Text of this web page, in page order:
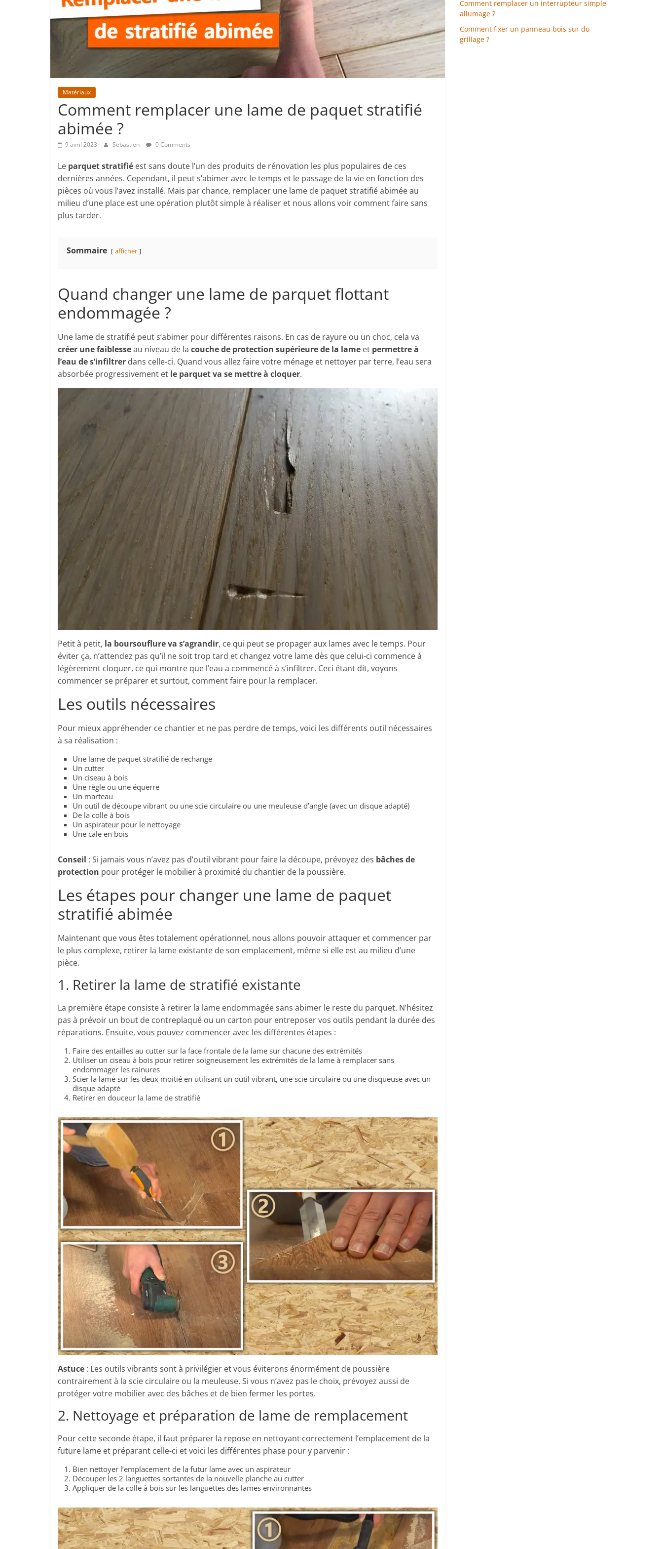
particuliers
Matériaux
Comment remplacer une lame de paquet stratifié
abimée ?
9 avril 2023 Sebastien 0 Comments
Le parquet stratifié est sans doute l’un des produits de rénovation les plus populaires de ces
dernières années. Cependant, il peut s’abimer avec le temps et le passage de la vie en fonction des
pièces où vous l’avez installé. Mais par chance, remplacer une lame de paquet stratifié abimée au
milieu d’une place est une opération plutôt simple à réaliser et nous allons voir comment faire sans
plus tarder.
Sommaire afficher
Quand changer une lame de parquet flottant
endommagée ?
Une lame de stratifié peut s’abimer pour différentes raisons. En cas de rayure ou un choc, cela va
créer une faiblesseau niveau de la couche de protection supérieure de la lame et permettre à
l’eau de s’infiltrer dans celle-ci. Quand vous allez faire votre ménage et nettoyer par terre, l’eau sera
absorbée progressivement et le parquet va se mettre à cloquer.
Petit à petit, la boursouflure va s’agrandir, ce qui peut se propager aux lames avec le temps. Pour
éviter ça, n’attendez pas qu’il ne soit trop tard et changez votre lame dès que celui-ci commence à
légèrement cloquer, ce qui montre que l’eau a commencé à s’infiltrer. Ceci étant dit, voyons
commencer se préparer et surtout, comment faire pour la remplacer.
Les outils nécessaires
Pour mieux appréhender ce chantier et ne pas perdre de temps, voici les différents outil nécessaires
à sa réalisation :
Une lame de paquet stratifié de rechange
Un cutter
Un ciseau à bois
Une règle ou une équerre
Un marteau
Un outil de découpe vibrant ou une scie circulaire ou une meuleuse d’angle (avec un disque adapté)
De la colle à bois
Un aspirateur pour le nettoyage
Une cale en bois
Conseil : Si jamais vous n’avez pas d’outil vibrant pour faire la découpe, prévoyez des bâches de
protection pour protéger le mobilier à proximité du chantier de la poussière.
Les étapes pour changer une lame de paquet
stratifié abimée
Maintenant que vous êtes totalement opérationnel, nous allons pouvoir attaquer et commencer par
le plus complexe, retirer la lame existante de son emplacement, même si elle est au milieu d’une
pièce.
1. Retirer la lame de stratifié existante
La première étape consiste à retirer la lame endommagée sans abimer le reste du parquet. N’hésitez
pas à prévoir un bout de contreplaqué ou un carton pour entreposer vos outils pendant la durée des
réparations. Ensuite, vous pouvez commencer avec les différentes étapes :
Faire des entailles au cutter sur la face frontale de la lame sur chacune des extrémités
Utiliser un ciseau à bois pour retirer soigneusement les extrémités de la lame à remplacer sans
endommager les rainures
Scier la lame sur les deux moitié en utilisant un outil vibrant, une scie circulaire ou une disqueuse avec un
disque adapté
Retirer en douceur la lame de stratifié
Astuce : Les outils vibrants sont à privilégier et vous éviterons énormément de poussière
contrairement à la scie circulaire ou la meuleuse. Si vous n’avez pas le choix, prévoyez aussi de
protéger votre mobilier avec des bâches et de bien fermer les portes.
2. Nettoyage et préparation de lame de remplacement
Pour cette seconde étape, il faut préparer la repose en nettoyant correctement l’emplacement de la
future lame et préparant celle-ci et voici les différentes phase pour y parvenir :
Bien nettoyer l’emplacement de la futur lame avec un aspirateur
Découper les 2 languettes sortantes de la nouvelle planche au cutter
Appliquer de la colle à bois sur les languettes des lames environnantes
Comment remplacer un interrupteur simple
allumage ?
Comment fixer un panneau bois sur du
grillage ?